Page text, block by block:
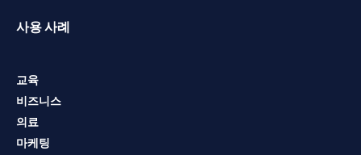
사용 사례
교육
비즈니스
의료
마케팅